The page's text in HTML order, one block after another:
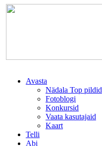
Avasta
Nädala Top pildid
Fotoblogi
Konkursid
Vaata kasutajaid
Kaart
Telli
Abi